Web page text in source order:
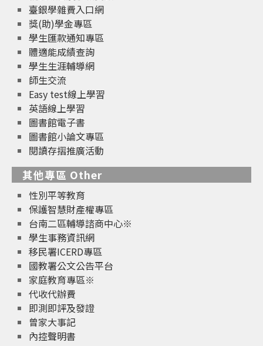
臺銀學雜費入口網
獎(助)學金專區
學生匯款通知專區
體適能成績查詢
學生生涯輔導網
師生交流
Easy test線上學習
英語線上學習
圖書館電子書
圖書館小論文專區
閱讀存摺推廣活動
其他專區 Other
性別平等教育
保護智慧財產權專區
台南二區輔導諮商中心※
學生事務資訊網
移民署ICERD專區
國教署公文公告平台
家庭教育專區※
代收代辦費
即測即評及發證
曾家大事記
內控聲明書